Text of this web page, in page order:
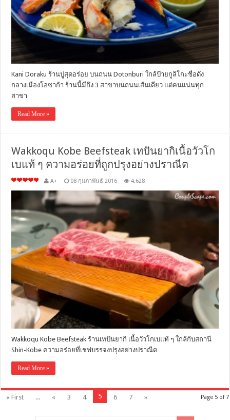
Kani Doraku ร้านปูสุดอร่อย บนถนน Dotonburi ใกล้ป้ายกูลิโกะชื่อดัง
กลางเมืองโอซาก้า ร้านนี้มีถึง 3 สาขาบนถนนเส้นเดียว แต่คนแน่นทุก
สาขา
Read More »
Wakkoqu Kobe Beefsteak เทปันยากิเนื้อวัวโก
เบแท้ ๆ ความอร่อยที่ถูกปรุงอย่างปราณีต
A+ 08 กุมภาพันธ์ 2016 4,628
Wakkoqu Kobe Beefsteak ร้านเทปันยากิ เนื้อวัวโกเบแท้ ๆ ใกล้กับสถานี
Shin-Kobe ความอร่อยที่เชฟบรรจงปรุงอย่างปราณีต
Read More »
Page 5 of 7
« First ... « 3 4 5 6 7 »